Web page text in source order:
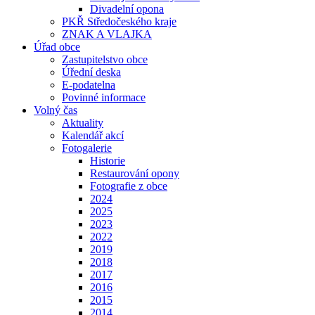
Divadelní opona
PKŘ Středočeského kraje
ZNAK A VLAJKA
Úřad obce
Zastupitelstvo obce
Úřední deska
E-podatelna
Povinné informace
Volný čas
Aktuality
Kalendář akcí
Fotogalerie
Historie
Restaurování opony
Fotografie z obce
2024
2025
2023
2022
2019
2018
2017
2016
2015
2014